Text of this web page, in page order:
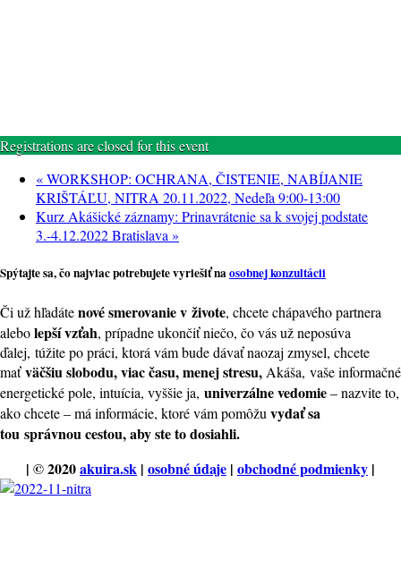
Registrations are closed for this event
«WORKSHOP: OCHRANA, ČISTENIE, NABÍJANIE
KRIŠTÁĽU, NITRA 20.11.2022, Nedeľa 9:00-13:00
Kurz Akášické záznamy: Prinavrátenie sa k svojej podstate
3.-4.12.2022 Bratislava »
Spýtajte sa, čo najviac potrebujete vyriešiť naosobnej konzultácii
Či už hľadátenové smerovanie v živote, chcete chápavého partnera
alebolepší vzťah, prípadne ukončiť niečo, čo vás už neposúva
ďalej, túžite po práci, ktorá vám bude dávať naozaj zmysel, chcete
maťväčšiu slobodu, viac času, menej stresu, Akáša, vaše informačné
energetické pole, intuícia, vyššie ja, univerzálne vedomie– nazvite to,
ako chcete – má informácie, ktoré vám pomôžu vydať sa
tou správnou cestou, aby ste to dosiahli.
| © 2020akuira.sk | osobné údaje | obchodné podmienky |